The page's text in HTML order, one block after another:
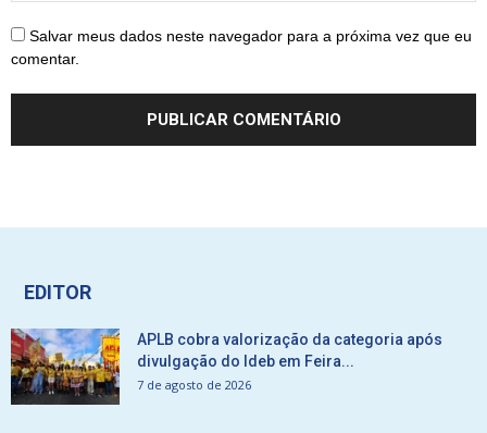
Salvar meus dados neste navegador para a próxima vez que eu
comentar.
EDITOR
APLB cobra valorização da categoria após
divulgação do Ideb em Feira...
7 de agosto de 2026